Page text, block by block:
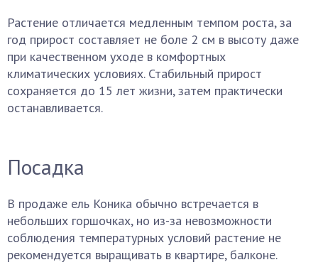
Растение отличается медленным темпом роста, за
год прирост составляет не боле 2 см в высоту даже
при качественном уходе в комфортных
климатических условиях. Стабильный прирост
сохраняется до 15 лет жизни, затем практически
останавливается.
Посадка
В продаже ель Коника обычно встречается в
небольших горшочках, но из-за невозможности
соблюдения температурных условий растение не
рекомендуется выращивать в квартире, балконе.